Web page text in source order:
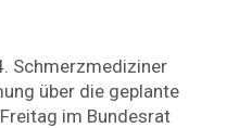
Schmerzmediziner
über die geplante
im Bundesrat